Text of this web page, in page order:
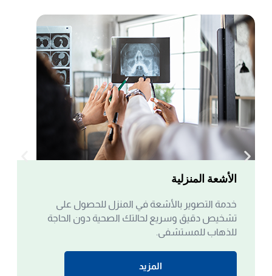
الأشعة المنزلية
خدمة التصوير بالأشعة في المنزل للحصول على
تشخيص دقيق وسريع لحالتك الصحية دون الحاجة
للذهاب للمستشفى.
المزيد